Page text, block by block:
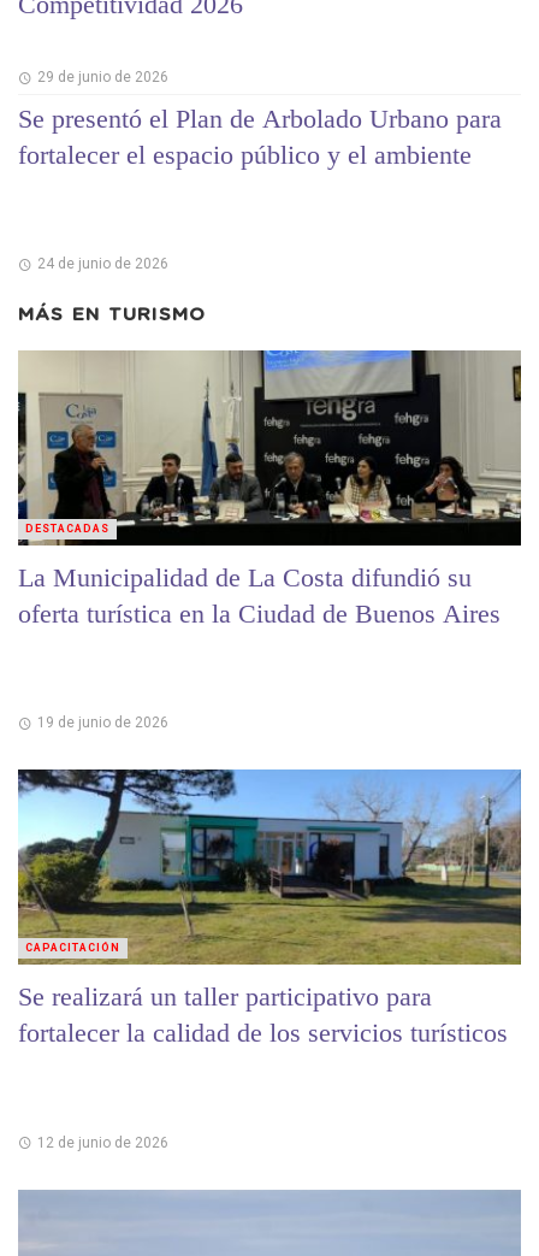
29 de junio de 2026
Se presentó el Plan de Arbolado Urbano para
fortalecer el espacio público y el ambiente
24 de junio de 2026
MÁS EN TURISMO
La Municipalidad de La Costa difundió su
oferta turística en la Ciudad de Buenos Aires
19 de junio de 2026
DESTACADAS
Se realizará un taller participativo para
fortalecer la calidad de los servicios turísticos
12 de junio de 2026
CAPACITACIÓN